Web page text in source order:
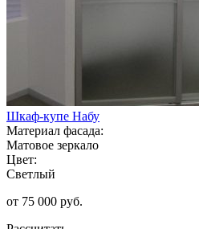
Шкаф-купе Набу
Материал фасада:
Матовое зеркало
Цвет:
Светлый
от 75 000 руб.